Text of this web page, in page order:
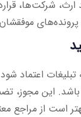
شرکت‌ها،
موفقشان
اعتماد
باشد. این مجوز،
است از مراجع